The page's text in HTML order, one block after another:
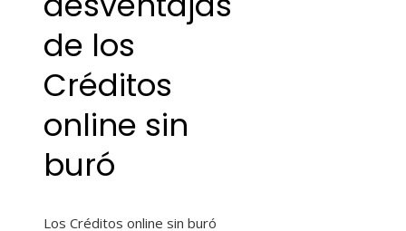
de los
Créditos
online sin
buró
Los Créditos online sin buró